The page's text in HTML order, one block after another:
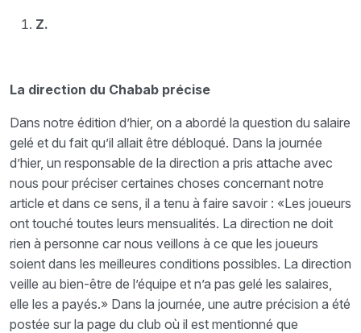
Z.
La direction du Chabab précise
Dans notre édition d’hier, on a abordé la question du salaire
gelé et du fait qu’il allait être débloqué. Dans la journée
d’hier, un responsable de la direction a pris attache avec
nous pour préciser certaines choses concernant notre
article et dans ce sens, il a tenu à faire savoir : «Les joueurs
ont touché toutes leurs mensualités. La direction ne doit
rien à personne car nous veillons à ce que les joueurs
soient dans les meilleures conditions possibles. La direction
veille au bien-être de l’équipe et n’a pas gelé les salaires,
elle les a payés.» Dans la journée, une autre précision a été
postée sur la page du club où il est mentionné que